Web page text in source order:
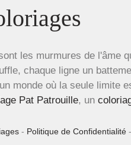
les murmures de l'âme
chaque ligne un
monde où la seule limite
Pat Patrouille, un
- Politique de Confidentialité -